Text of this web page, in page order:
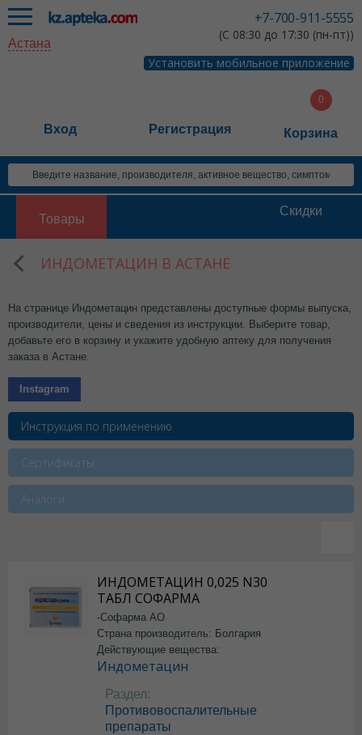
+7-700-911-5555
(С 08:30 до 17:30 (пн-пт))
Установить мобильное приложение
Астана
Вход Регистрация Корзина
Товары
Скидки
ИНДОМЕТАЦИН В АСТАНЕ
На странице Индометацин представлены доступные формы выпуска,
производители, цены и сведения из инструкции. Выберите товар,
добавьте его в корзину и укажите удобную аптеку для получения
заказа в Астане.
Instagram
Инструкция по применению
Сертификаты
Аналоги
ИНДОМЕТАЦИН 0,025 N30
ТАБЛ СОФАРМА
-Софарма АО
Страна производитель: Болгария
Действующие вещества:
Индометацин
Раздел:
Противовоспалительные
препараты